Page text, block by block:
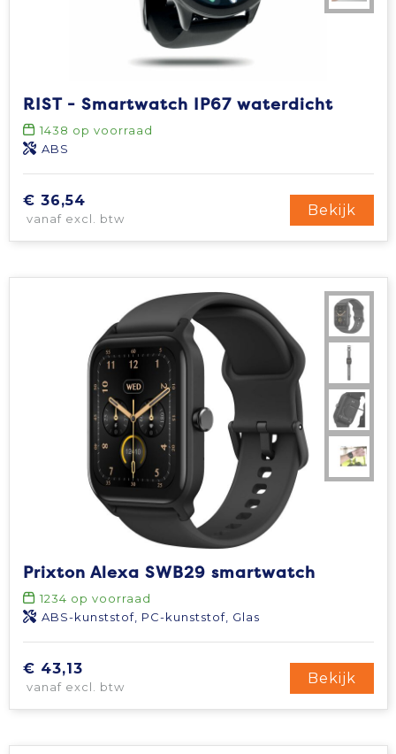
RIST - Smartwatch IP67 waterdicht
1438 op voorraad
ABS
€ 36,54
vanaf excl. btw
Bekijk
Prixton Alexa SWB29 smartwatch
1234 op voorraad
ABS-kunststof, PC-kunststof, Glas
€ 43,13
vanaf excl. btw
Bekijk